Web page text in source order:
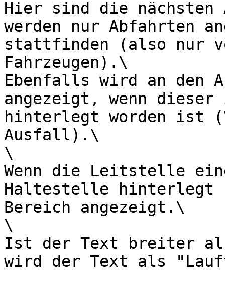
Hier sind die nächsten
werden nur Abfahrten
stattfinden (also nur
Fahrzeugen).\
Ebenfalls wird an den
angezeigt, wenn
hinterlegt worden ist
Ausfall).\
\
Wenn die Leitstelle
Haltestelle hinterlegt
Bereich angezeigt.\
\
Ist der Text breiter
wird der Text als